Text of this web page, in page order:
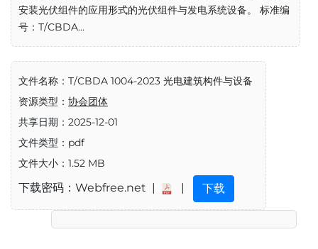
安装光伏组件的应用形式的光伏组件与发电系统设备。 标准编
号：T/CBDA...
文件名称：T/CBDA 1004-2023 光电建筑构件与设备
资源类型： 协会团体
共享日期：2025-12-01
文件类型：pdf
文件大小：1.52 MB
下载密码：Webfree.net | | 下载